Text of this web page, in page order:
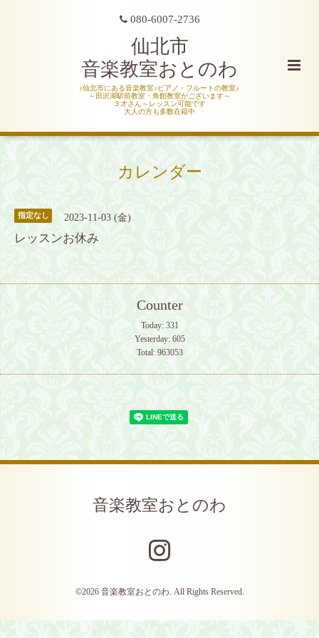
080-6007-2736
仙北市
音楽教室おとのわ
♪仙北市にある音楽教室♪ピアノ・フルートの教室♪
～田沢湖駅前教室・角館教室がございます～
３才さん～レッスン可能です
大人の方も多数在籍中
カレンダー
指定なし 2023-11-03 (金)
レッスンお休み
Counter
Today: 331
Yesterday: 605
Total: 963053
音楽教室おとのわ
©2026 音楽教室おとのわ. All Rights Reserved.